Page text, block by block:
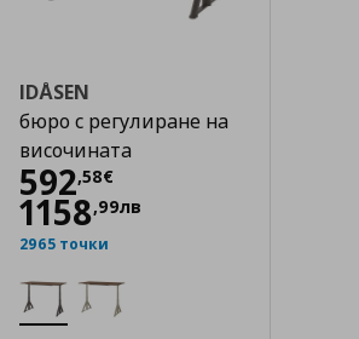
IDÅSEN
бюро с регулиране на
височината
592,58€
Цена
1158,99лв
2965 точки